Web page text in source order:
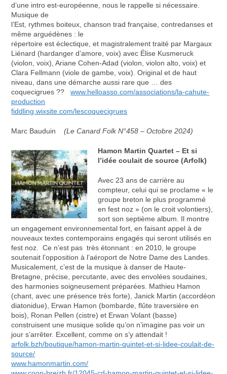
d’une intro est-européenne, nous le rappelle si nécessaire.
Musique de
l’Est, rythmes boiteux, chanson trad française, contredanses et
même arguédènes : le
répertoire est éclectique, et magistralement traité par Margaux
Liénard (hardanger d’amore, voix) avec Élise Kusmeruck
(violon, voix), Ariane Cohen-Adad (violon, violon alto, voix) et
Clara Fellmann (viole de gambe, voix). Original et de haut
niveau, dans une démarche aussi rare que … des
coquecigrues ??www.helloasso.com/associations/la-cahute-
production
fiddling.wixsite.com/lescoquecigrues
Marc Bauduin(Le Canard Folk N°458 – Octobre 2024)
Hamon Martin Quartet – Et si
l’idée coulait de source (Arfolk)
Avec 23 ans de carrière au
compteur, celui qui se proclame « le
groupe breton le plus programmé
en fest noz » (on le croit volontiers),
sort son septième album. Il montre
un engagement environnemental fort, en faisant appel à de
nouveaux textes contemporains engagés qui seront utilisés en
fest noz. Ce n’est pas très étonnant : en 2010, le groupe
soutenait l’opposition à l’aéroport de Notre Dame des Landes.
Musicalement, c’est de la musique à danser de Haute-
Bretagne, précise, percutante, avec des envolées soudaines,
des harmonies soigneusement préparées. Mathieu Hamon
(chant, avec une présence très forte), Janick Martin (accordéon
diatonidue), Erwan Hamon (bombarde, flûte traversière en
bois), Ronan Pellen (cistre) et Erwan Volant (basse)
construisent une musique solide qu’on n’imagine pas voir un
jour s’arrêter. Excellent, comme on s’y attendait !
arfolk.bzh/boutique/hamon-martin-quintet-et-si-lidee-coulait-de-
source/
www.hamonmartin.com/